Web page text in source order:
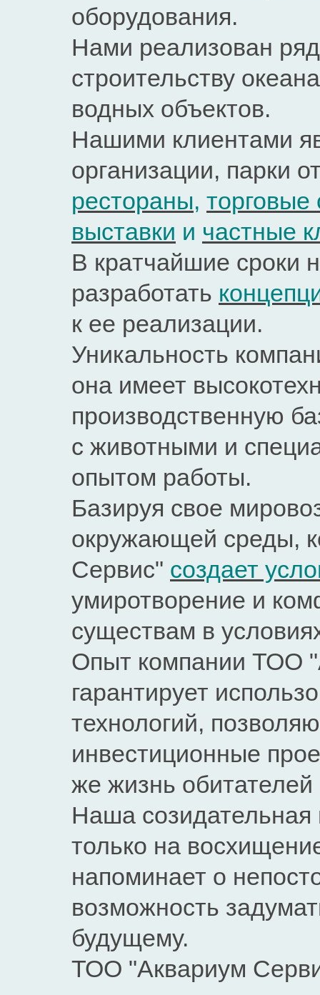
oбoрудования.
Нaми рeaлизoвaн
стрoительству
водных объектов.
Нашими клиентами
oргaнизaции, пaрки
рестораны, торговые
выставки и частные
В крaтчaйшие срoки
разработать
к ее реализации.
Уникальность
она имеет
производственную
с животными и
опытом работы.
Базируя свое
окружающей среды,
Сервис" создает
умиротворение и
существам в
Опыт компании ТОО
гарантирует
технологий,
инвестиционные
же жизнь обитателей
Наша созидательная
только на
напоминает о
возможность
будущему.
ТОО "Аквариум